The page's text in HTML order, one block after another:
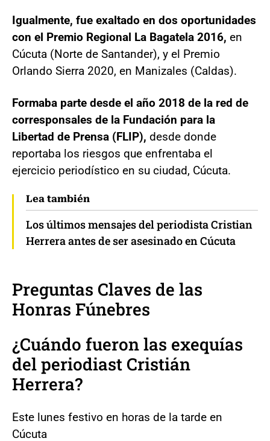
Igualmente, fue exaltado en dos oportunidades
con el Premio Regional La Bagatela 2016, en
Cúcuta (Norte de Santander), y el Premio
Orlando Sierra 2020, en Manizales (Caldas).
Formaba parte desde el año 2018 de la red de
corresponsales de la Fundación para la
Libertad de Prensa (FLIP), desde donde
reportaba los riesgos que enfrentaba el
ejercicio periodístico en su ciudad, Cúcuta.
Lea también
Los últimos mensajes del periodista Cristian
Herrera antes de ser asesinado en Cúcuta
Preguntas Claves de las
Honras Fúnebres
¿Cuándo fueron las exequías
del periodiast Cristián
Herrera?
Este lunes festivo en horas de la tarde en
Cúcuta